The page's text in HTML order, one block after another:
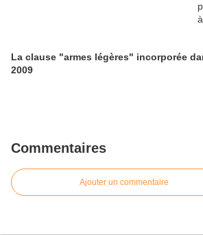
La clause "armes légères" incorporée
2009
Commentaires
Ajouter un commentaire